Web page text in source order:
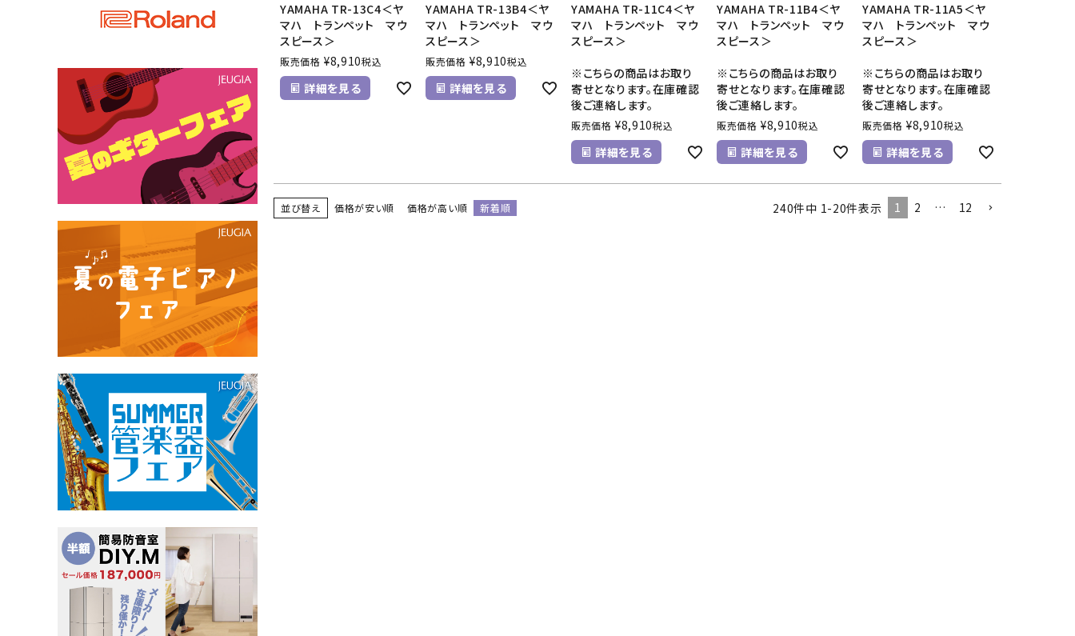
YAMAHA TR-13C4＜ヤ
マハ トランペット マウ
スピース＞
販売価格 ¥8,910税込
詳細を見る
YAMAHA TR-13B4＜ヤ
マハ トランペット マウ
スピース＞
販売価格 ¥8,910税込
詳細を見る
YAMAHA TR-11C4＜ヤ
マハ トランペット マウ
スピース＞
※こちらの商品はお取り
寄せとなります。在庫確認
後ご連絡します。
販売価格 ¥8,910税込
詳細を見る
YAMAHA TR-11B4＜ヤ
マハ トランペット マウ
スピース＞
※こちらの商品はお取り
寄せとなります。在庫確認
後ご連絡します。
販売価格 ¥8,910税込
詳細を見る
YAMAHA TR-11A5＜ヤ
マハ トランペット マウ
スピース＞
※こちらの商品はお取り
寄せとなります。在庫確認
後ご連絡します。
販売価格 ¥8,910税込
詳細を見る
並び替え 価格が安い順 価格が高い順 新着順 240件中 1-20件表示 1 2 … 12